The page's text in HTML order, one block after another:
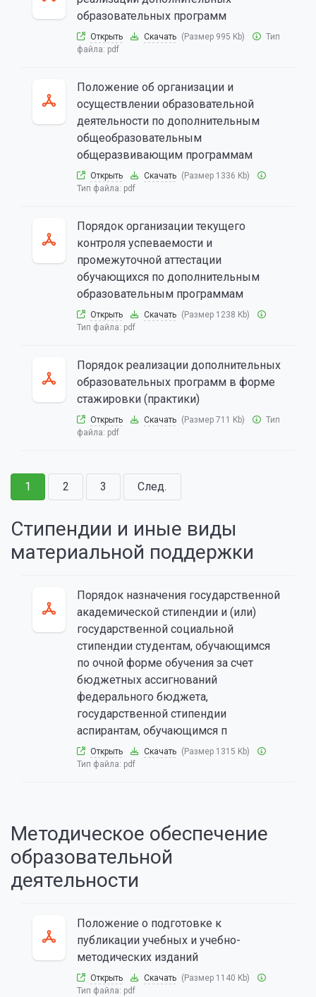
образовательных программ
Открыть Скачать (Размер 995 Kb)
Тип
файла: pdf
Положение об организации и
осуществлении образовательной
деятельности по дополнительным
общеобразовательным
общеразвивающим программам
Открыть Скачать (Размер 1336 Kb)
Тип файла: pdf
Порядок организации текущего
контроля успеваемости и
промежуточной аттестации
обучающихся по дополнительным
образовательным программам
Открыть Скачать (Размер 1238 Kb)
Тип файла: pdf
Порядок реализации дополнительных
образовательных программ в форме
стажировки (практики)
Открыть Скачать (Размер 711 Kb)
Тип
файла: pdf
1 2 3 След.
Стипендии и иные виды
материальной поддержки
Порядок назначения государственной
академической стипендии и (или)
государственной социальной
стипендии студентам, обучающимся
по очной форме обучения за счет
бюджетных ассигнований
федерального бюджета,
государственной стипендии
аспирантам, обучающимся п
Открыть Скачать (Размер 1315 Kb)
Тип файла: pdf
Методическое обеспечение
образовательной
деятельности
Положение о подготовке к
публикации учебных и учебно-
методических изданий
Открыть Скачать (Размер 1140 Kb)
Тип файла: pdf